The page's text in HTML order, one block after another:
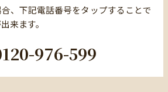
、下記電話番号をタップすることで
来ます。
976-599